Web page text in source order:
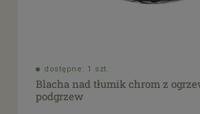
dostępne: 1 szt.
Blacha nad tłumik chrom z
podgrzew